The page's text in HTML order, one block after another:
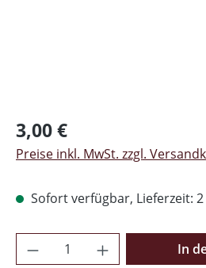
Regulärer Preis:
3,00 €
Preise inkl. MwSt. zzgl.
Sofort verfügbar, Lieferzeit: 2
Produkt Anzahl: Gib
In